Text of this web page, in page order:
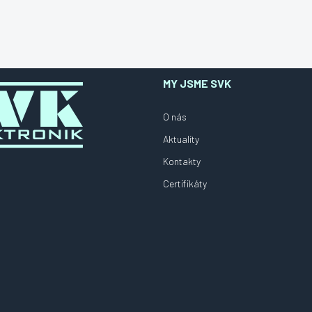
MY JSME SVK
O nás
Aktuality
Kontakty
Certifikáty